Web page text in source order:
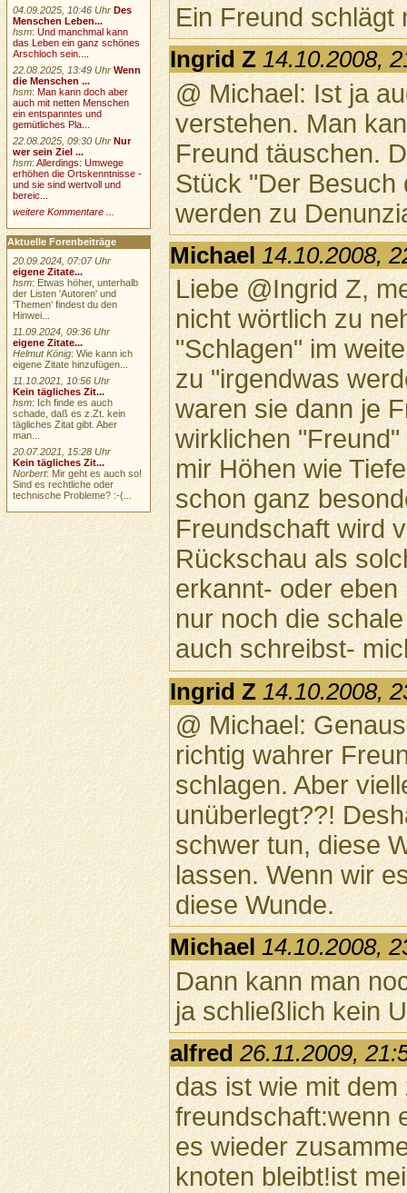
Ein Freund schlägt
Ingrid Z 14.10.2008,
@ Michael: Ist ja
verstehen. Man
Freund täuschen.
Stück "Der Besuch
werden zu
Michael 14.10.2008,
Liebe @Ingrid Z,
nicht wörtlich zu
"Schlagen" im
zu "irgendwas
waren sie dann je
wirklichen
mir Höhen wie
schon ganz
Freundschaft wird
Rückschau als
erkannt- oder
nur noch die
auch schreibst-
Ingrid Z 14.10.2008,
@ Michael:
richtig wahrer
schlagen. Aber
unüberlegt??!
schwer tun, diese
lassen. Wenn wir
diese Wunde.
Michael 14.10.2008,
Dann kann man
ja schließlich kein
alfred 26.11.2009,
das ist wie mit
freundschaft:wenn
es wieder
knoten bleibt!ist
04.09.2025, 10:46 Uhr Des
Menschen Leben...
hsm:Und manchmal kann
das Leben ein ganz schönes
Arschloch sein....
22.08.2025, 13:49 Uhr Wenn
die Menschen ...
hsm:Man kann doch aber
auch mit netten Menschen
ein entspanntes und
gemütliches Pla...
22.08.2025, 09:30 Uhr Nur
wer sein Ziel ...
hsm:Allerdings: Umwege
erhöhen die Ortskenntnisse -
und sie sind wertvoll und
bereic...
weitere Kommentare ...
Aktuelle Forenbeiträge
20.09.2024, 07:07 Uhr
eigene Zitate...
hsm: Etwas höher, unterhalb
der Listen 'Autoren' und
'Themen' findest du den
Hinwei...
11.09.2024, 09:36 Uhr
eigene Zitate...
Helmut König: Wie kann ich
eigene Zitate hinzufügen...
11.10.2021, 10:56 Uhr
Kein tägliches Zit...
hsm: Ich finde es auch
schade, daß es z.Zt. kein
tägliches Zitat gibt. Aber
man...
20.07.2021, 15:28 Uhr
Kein tägliches Zit...
Norbert: Mir geht es auch so!
Sind es rechtliche oder
technische Probleme? :-(...